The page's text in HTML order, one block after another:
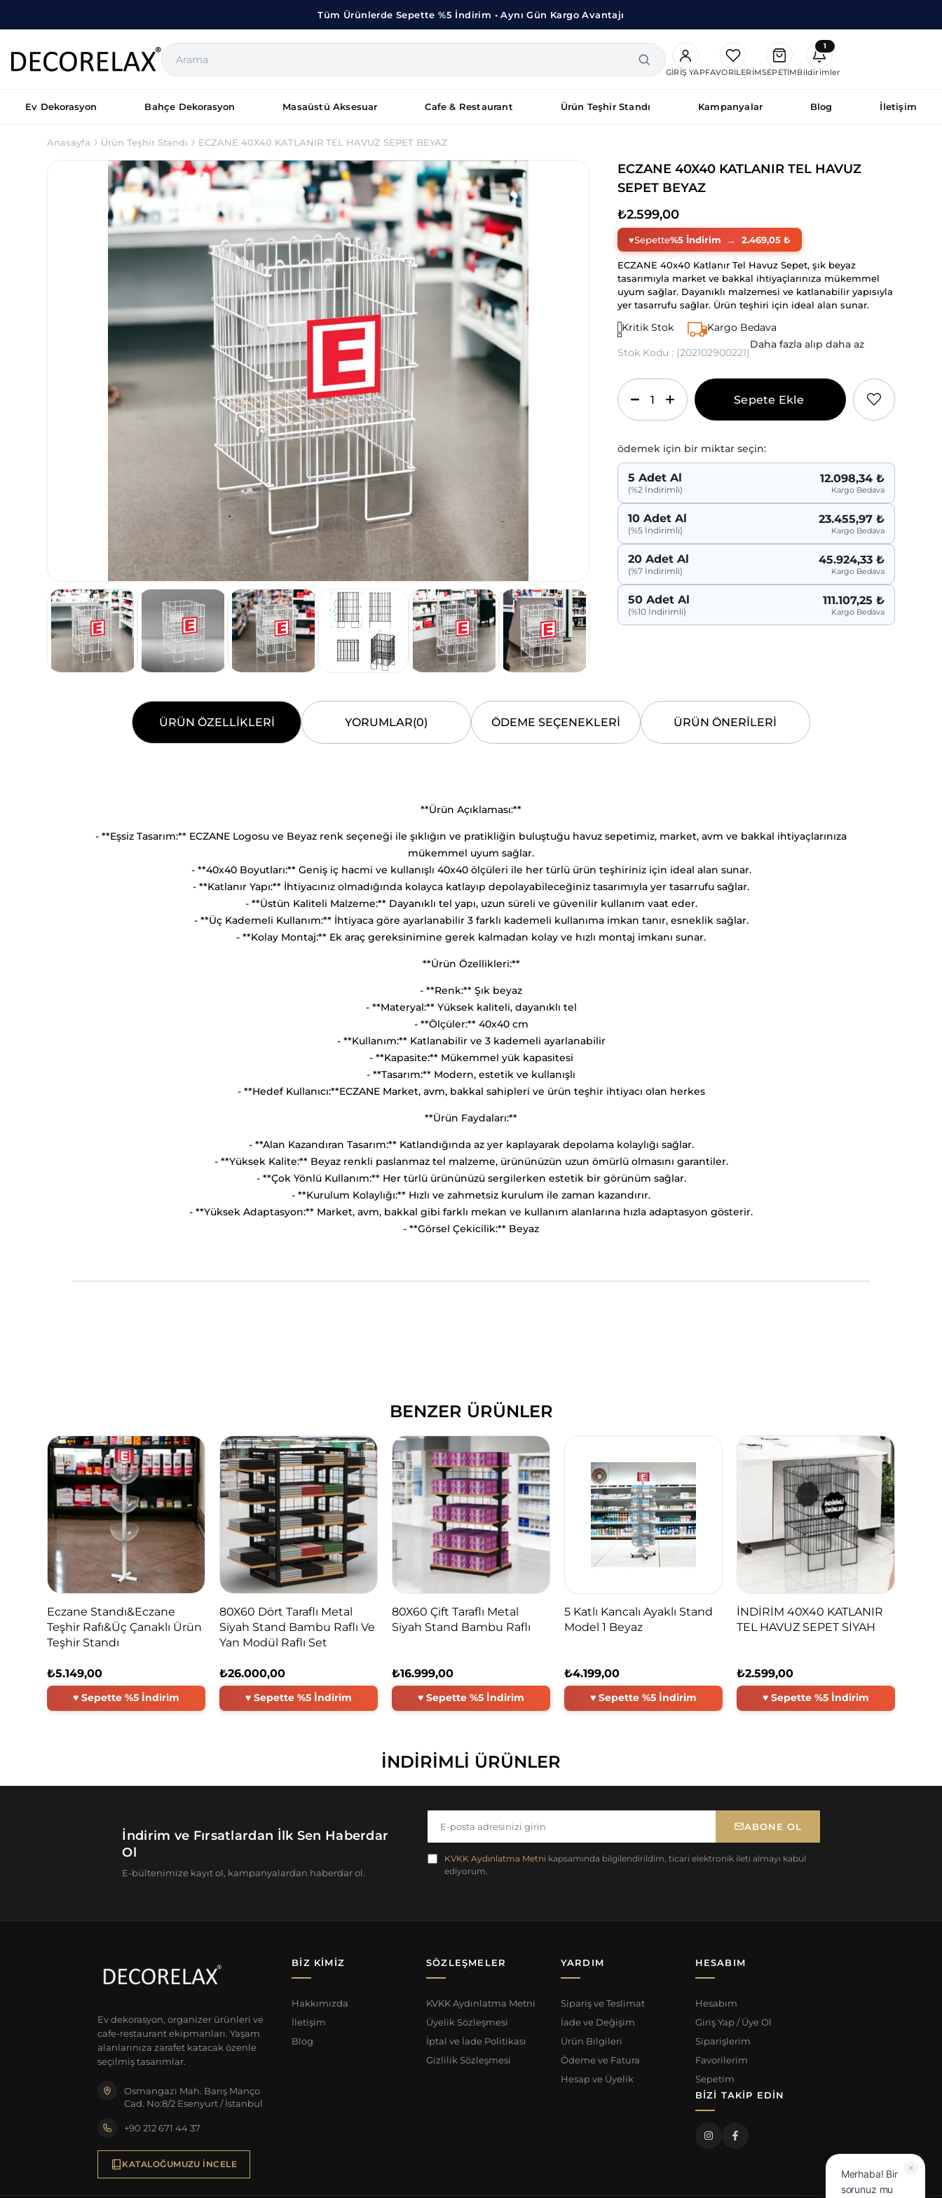
Tüm Ürünlerde Sepette %5 İndirim • Aynı Gün Kargo Avantajı
GIRIŞ YAPFAVORILERIMSEPETIM
1
Bildirimler
Ev Dekorasyon Bahçe Dekorasyon Masaüstü Aksesuar Cafe & Restaurant Ürün Teşhir Standı Kampanyalar Blog İletişim
Anasayfa Ürün Teşhir Standı ECZANE 40X40 KATLANIR TEL HAVUZ SEPET BEYAZ
ECZANE 40X40 KATLANIR TEL HAVUZ
SEPET BEYAZ
₺2.599,00
♥Sepette%5 İndirim → 2.469,05 ₺
ECZANE 40x40 Katlanır Tel Havuz Sepet, şık beyaz
tasarımıyla market ve bakkal ihtiyaçlarınıza mükemmel
uyum sağlar. Dayanıklı malzemesi ve katlanabilir yapısıyla
yer tasarrufu sağlar. Ürün teşhiri için ideal alan sunar.
Kritik Stok Kargo Bedava
Stok Kodu (202102900221)
Daha fazla alıp daha az
ödemek için bir miktar seçin:
5 Adet Al
(%2 İndirimli)
12.098,34 ₺
Kargo Bedava
10 Adet Al
(%5 İndirimli)
23.455,97 ₺
Kargo Bedava
20 Adet Al
(%7 İndirimli)
45.924,33 ₺
Kargo Bedava
50 Adet Al
(%10 İndirimli)
111.107,25 ₺
Kargo Bedava
ÜRÜN ÖZELLIKLERI YORUMLAR(0) ÖDEME SEÇENEKLERI ÜRÜN ÖNERILERI
**Ürün Açıklaması:**
- **Eşsiz Tasarım:** ECZANE Logosu ve Beyaz renk seçeneği ile şıklığın ve pratikliğin buluştuğu havuz sepetimiz, market, avm ve bakkal ihtiyaçlarınıza
mükemmel uyum sağlar.
- **40x40 Boyutları:** Geniş iç hacmi ve kullanışlı 40x40 ölçüleri ile her türlü ürün teşhiriniz için ideal alan sunar.
- **Katlanır Yapı:** İhtiyacınız olmadığında kolayca katlayıp depolayabileceğiniz tasarımıyla yer tasarrufu sağlar.
- **Üstün Kaliteli Malzeme:** Dayanıklı tel yapı, uzun süreli ve güvenilir kullanım vaat eder.
- **Üç Kademeli Kullanım:** İhtiyaca göre ayarlanabilir 3 farklı kademeli kullanıma imkan tanır, esneklik sağlar.
- **Kolay Montaj:** Ek araç gereksinimine gerek kalmadan kolay ve hızlı montaj imkanı sunar.
**Ürün Özellikleri:**
- **Renk:** Şık beyaz
- **Materyal:** Yüksek kaliteli, dayanıklı tel
- **Ölçüler:** 40x40 cm
- **Kullanım:** Katlanabilir ve 3 kademeli ayarlanabilir
- **Kapasite:** Mükemmel yük kapasitesi
- **Tasarım:** Modern, estetik ve kullanışlı
- **Hedef Kullanıcı:**ECZANE Market, avm, bakkal sahipleri ve ürün teşhir ihtiyacı olan herkes
**Ürün Faydaları:**
- **Alan Kazandıran Tasarım:** Katlandığında az yer kaplayarak depolama kolaylığı sağlar.
- **Yüksek Kalite:** Beyaz renkli paslanmaz tel malzeme, ürününüzün uzun ömürlü olmasını garantiler.
- **Çok Yönlü Kullanım:** Her türlü ürününüzü sergilerken estetik bir görünüm sağlar.
- **Kurulum Kolaylığı:** Hızlı ve zahmetsiz kurulum ile zaman kazandırır.
- **Yüksek Adaptasyon:** Market, avm, bakkal gibi farklı mekan ve kullanım alanlarına hızla adaptasyon gösterir.
- **Görsel Çekicilik:** Beyaz
BENZER ÜRÜNLER
Eczane Standı&Eczane
Teşhir Rafı&Üç Çanaklı Ürün
Teşhir Standı
₺5.149,00
80X60 Dört Taraflı Metal
Siyah Stand Bambu Raflı Ve
Yan Modül Raflı Set
₺26.000,00
80X60 Çift Taraflı Metal
Siyah Stand Bambu Raflı
₺16.999,00
5 Katlı Kancalı Ayaklı Stand
Model 1 Beyaz
₺4.199,00
İNDİRİM 40X40 KATLANIR
TEL HAVUZ SEPET SİYAH
₺2.599,00
İNDIRIMLI ÜRÜNLER
İndirim ve Fırsatlardan İlk Sen Haberdar
Ol
E-bültenimize kayıt ol, kampanyalardan haberdar ol.
ABONE OL
KVKK Aydınlatma Metni kapsamında bilgilendirildim, ticari elektronik ileti almayı kabul
ediyorum.
Ev dekorasyon, organizer ürünleri ve
cafe-restaurant ekipmanları. Yaşam
alanlarınıza zarafet katacak özenle
seçilmiş tasarımlar.
Osmangazi Mah. Barış Manço
Cad. No:8/2 Esenyurt / İstanbul
+90 212 671 44 37
KATALOĞUMUZU İNCELE
BIZ KIMIZ
Hakkımızda
İletişim
Blog
SÖZLEŞMELER
KVKK Aydınlatma Metni
Üyelik Sözleşmesi
İptal ve İade Politikası
Gizlilik Sözleşmesi
YARDIM
Sipariş ve Teslimat
İade ve Değişim
Ürün Bilgileri
Ödeme ve Fatura
Hesap ve Üyelik
HESABIM
Hesabım
Giriş Yap / Üye Ol
Siparişlerim
Favorilerim
Sepetim
BIZI TAKIP EDIN
Merhaba! Bir
sorunuz mu